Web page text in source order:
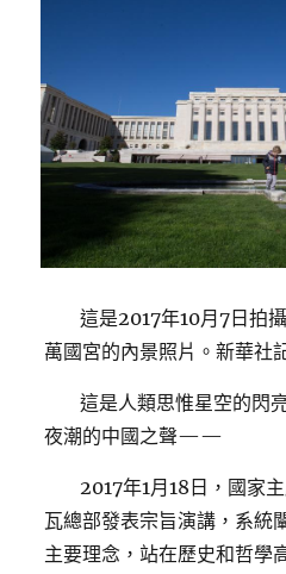
這是2017年10月7日拍
萬國宮的內景照片。新華社
這是人類思惟星空的閃
夜潮的中國之聲——
2017年1月18日，國家
瓦總部發表宗旨演講，系統
主要理念，站在歷史和哲學